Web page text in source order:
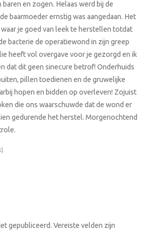
en zogen. Helaas werd bij de
baarmoeder ernstig was aangedaan. Het
je goed van leek te herstellen totdat
bacterie de operatiewond in zijn greep
heeft vol overgave voor je gezorgd en ik
dat dit geen sinecure betrof! Onderhuids
pillen toedienen en de gruwelijke
hopen en bidden op overleven! Zojuist
die ons waarschuwde dat de wond er
gedurende het herstel. Morgenochtend
gepubliceerd. Vereiste velden zijn